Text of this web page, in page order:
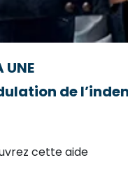
UNE
de
cette aide